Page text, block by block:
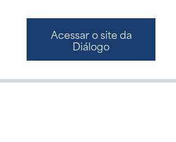
Acessar o site da
Diálogo